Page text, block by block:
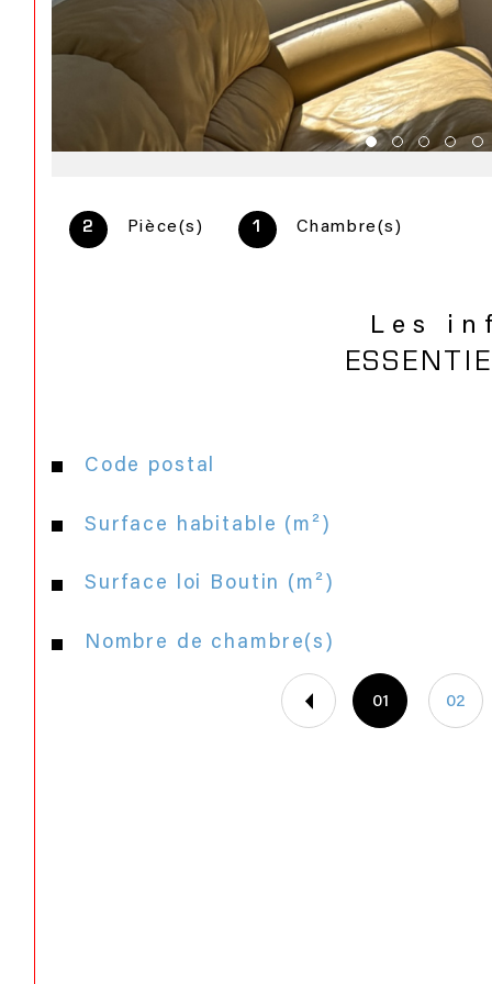
2 Pièce(s) 1 Chambre(s)
Les
Caractéristiques Valeurs
Code postal
Surface habitable (m²)
Surface loi Boutin (m²)
Nombre de chambre(s)
01 02